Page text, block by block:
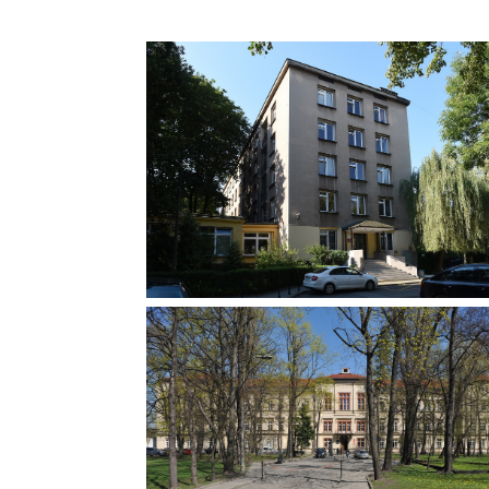
OSIEDLE STUDENCKIE PRZY UL.
BYDGOSKIEJ Pierwsze domy
znajdowały się przy ul. Bydgoskiej. To
w 1958 r. rozpoczęło nadawanie tzw.
za Szafą – zalążek studenckiej
na Politechnice Krakowskiej.
ŁOBZÓW W 1955 r. Politechnika
otrzymała zgodę na użytkowanie
budynku „ Podchorążówki”. W
tym umieszczone zostały: Katedra
Wydziału Komunikacyjnego, Zakład
Chemii, Studium Wychowania
Studium Wojskowe i Zakład Graficzny
Obecnie liczący ponad sześć
zabytkowy pałac kazimierzowski z
zlokalizowany przy ul. Podchorążych
należy do Politechniki; mieści się w